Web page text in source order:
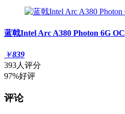
蓝戟Intel Arc A380 Photon 6G OC
￥839
393人评分
97%好评
评论